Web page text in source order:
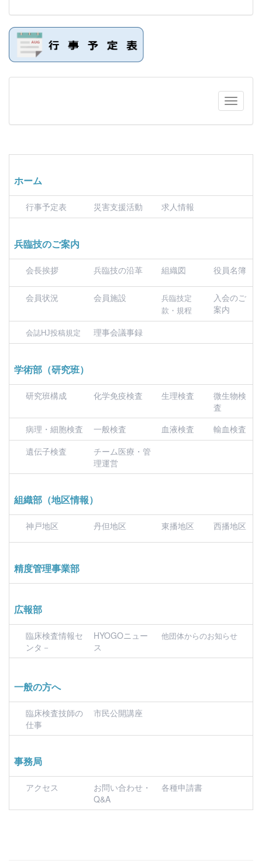
ホーム
行事予定表 災害支援活動 求人情報
兵臨技のご案内
会長挨拶 兵臨技の沿革 組織図 役員名簿
会員状況 会員施設
兵臨技定
款・規程
入会のご
案内
会誌HJ投稿規定 理事会議事録
学術部（研究班）
研究班構成 化学免疫検査 生理検査
微生物検
査
病理・細胞検査
一般検査 血液検査
輸血検査
遺伝子検査
チーム医療・管
理運営
組織部（地区情報）
神戸地区 丹但地区 東播地区 西播地区
精度管理事業部
広報部
臨床検査情報セ
ンタ－
HYOGOニュー
ス
他団体からのお知らせ
一般の方へ
臨床検査技師の
仕事
市民公開講座
事務局
アクセス
お問い合わせ・
Q&A
各種申請書